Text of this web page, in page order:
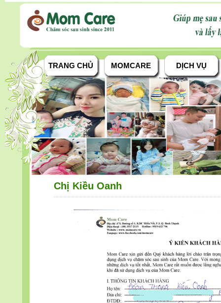
TRANG CHỦ MOMCARE DỊCH VỤ
Chị Kiều Oanh